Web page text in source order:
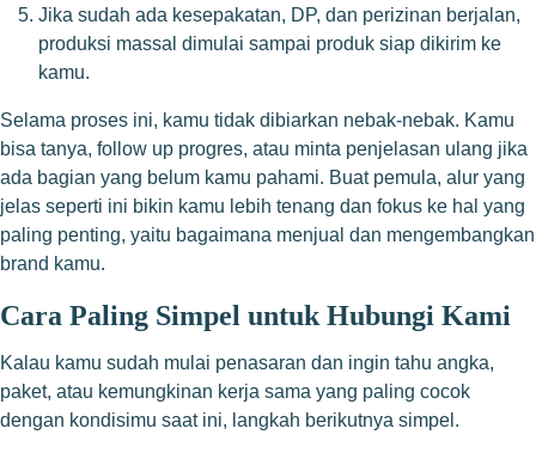
Jika sudah ada kesepakatan, DP, dan perizinan berjalan,
produksi massal dimulai sampai produk siap dikirim ke
kamu.
Selama proses ini, kamu tidak dibiarkan nebak-nebak. Kamu
bisa tanya, follow up progres, atau minta penjelasan ulang jika
ada bagian yang belum kamu pahami. Buat pemula, alur yang
jelas seperti ini bikin kamu lebih tenang dan fokus ke hal yang
paling penting, yaitu bagaimana menjual dan mengembangkan
brand kamu.
Cara Paling Simpel untuk Hubungi Kami
Kalau kamu sudah mulai penasaran dan ingin tahu angka,
paket, atau kemungkinan kerja sama yang paling cocok
dengan kondisimu saat ini, langkah berikutnya simpel.